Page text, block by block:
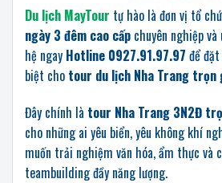
Du lịch MayTour tự hào là đơn vị tổ
ngày 3 đêm cao cấp chuyên nghiệp
hệ ngay Hotline 0927.91.97.97 để
biệt cho tour du lịch Nha Trang trọn
Đây chính là tour Nha Trang 3N2Đ
cho những ai yêu biển, yêu không khí
muốn trải nghiệm văn hóa, ẩm thực và
teambuilding đầy năng lượng.